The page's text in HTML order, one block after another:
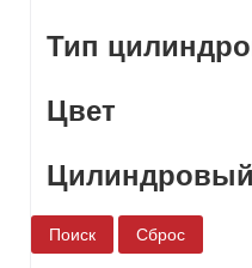
дисковый
кодовый
комбинированный
нет
Тип
ключ-вертушка
ключ-ключ
Цвет
белый
бронза
да